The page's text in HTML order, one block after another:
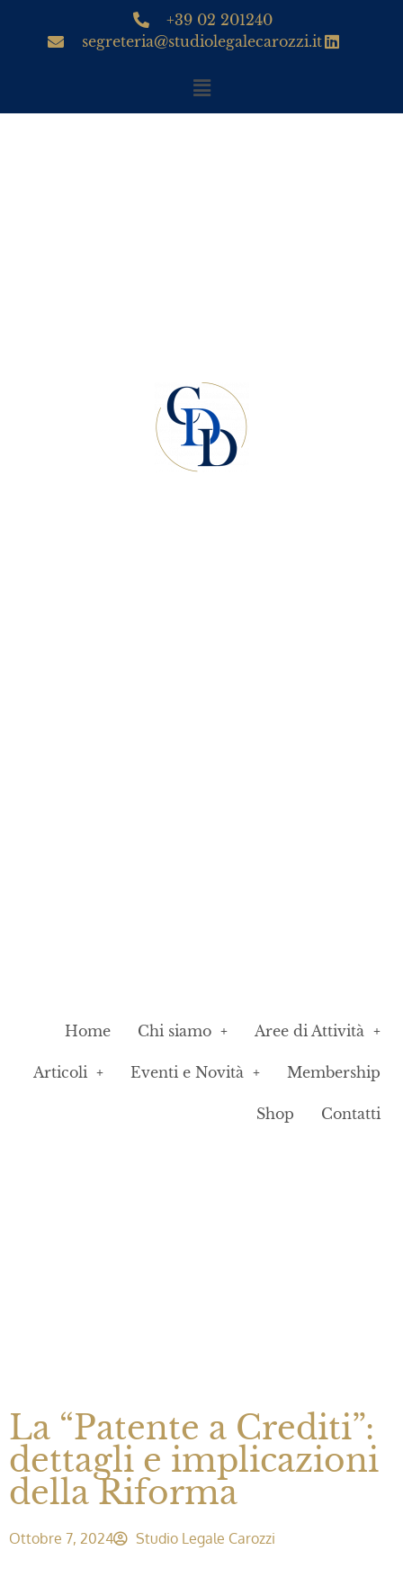
+39 02 201240
segreteria@studiolegalecarozzi.it
Home Chi siamo Aree di Attività
Articoli Eventi e Novità Membership
Shop Contatti
La “Patente a Crediti”:
dettagli e implicazioni
della Riforma
Ottobre 7, 2024 Studio Legale Carozzi